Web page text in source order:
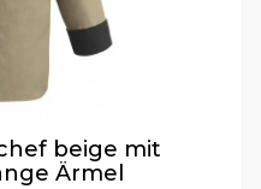
beige mit
Ärmel